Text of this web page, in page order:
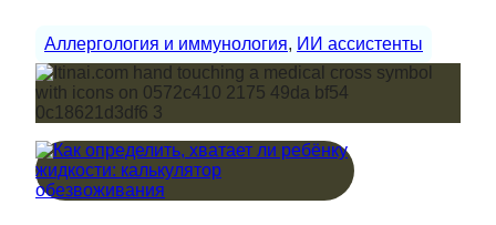
Аллергология и иммунология, ИИ ассистенты